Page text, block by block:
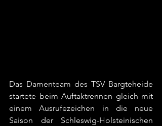
Das Damenteam des TSV Bargteheide
startete beim Auftaktrennen gleich mit
einem Ausrufezeichen in die neue
Saison der Schleswig-Holsteinischen